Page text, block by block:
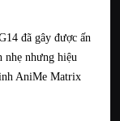
đã gây được ấn
nhẹ nhưng hiệu
AniMe Matrix